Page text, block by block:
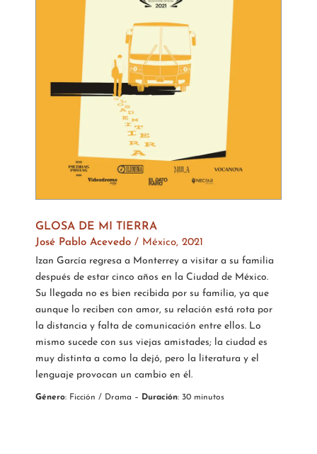
GLOSA DE MI TIERRA
José Pablo Acevedo / México, 2021
Izan García regresa a Monterrey a visitar a su familia
después de estar cinco años en la Ciudad de México.
Su llegada no es bien recibida por su familia, ya que
aunque lo reciben con amor, su relación está rota por
la distancia y falta de comunicación entre ellos. Lo
mismo sucede con sus viejas amistades; la ciudad es
muy distinta a como la dejó, pero la literatura y el
lenguaje provocan un cambio en él.
Género: Ficción / Drama – Duración: 30 minutos